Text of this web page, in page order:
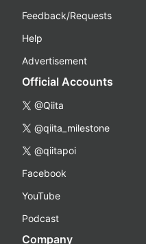
Feedback/Requests
Help
Advertisement
Official Accounts
@Qiita
@qiita_milestone
@qiitapoi
Facebook
YouTube
Podcast
Company